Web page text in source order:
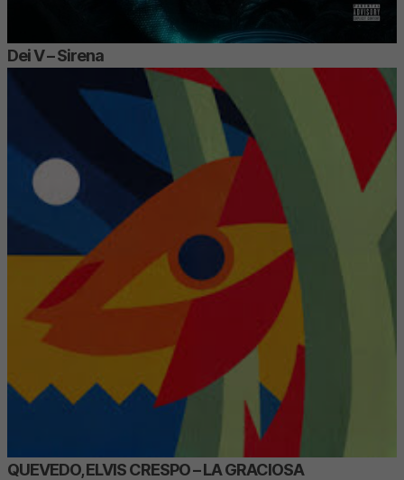
Dei V – Sirena
QUEVEDO, ELVIS CRESPO – LA GRACIOSA